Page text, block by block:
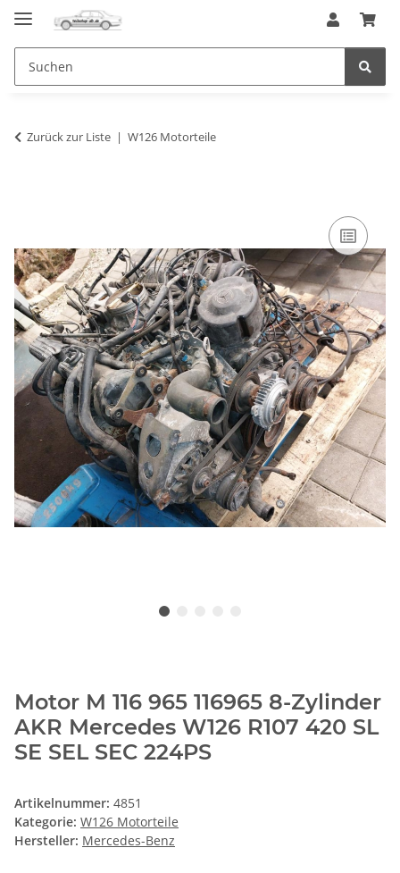
Zurück zur Liste W126 Motorteile
Motor M 116 965 116965 8-Zylinder
AKR Mercedes W126 R107 420 SL
SE SEL SEC 224PS
Artikelnummer: 4851
Kategorie: W126 Motorteile
Hersteller: Mercedes-Benz